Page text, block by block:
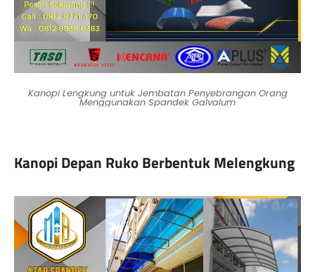
Kanopi Lengkung untuk Jembatan Penyebrangan Orang
Menggunakan Spandek Galvalum
Kanopi Depan Ruko Berbentuk Melengkung